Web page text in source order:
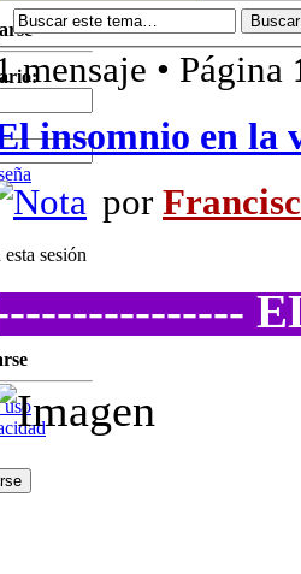
sesión
uso
mensaje • Página
insomnio en la
por